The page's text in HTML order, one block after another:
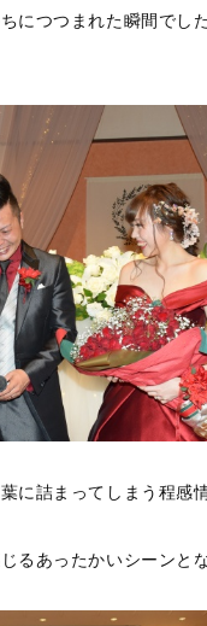
につつまれた瞬間でし
に詰まってしまう程感
るあったかいシーンと